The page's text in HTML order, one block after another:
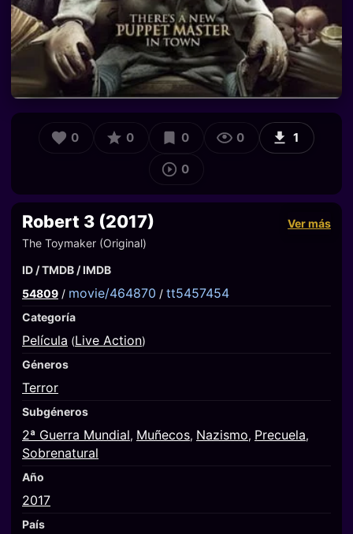
0 0 0 0 1
0
Robert 3 (2017)
Ver más
The Toymaker (Original)
ID / TMDB / IMDB
54809 / movie/464870 / tt5457454
Categoría
Película (Live Action)
Géneros
Terror
Subgéneros
2ª Guerra Mundial, Muñecos, Nazismo, Precuela,
Sobrenatural
Año
2017
País